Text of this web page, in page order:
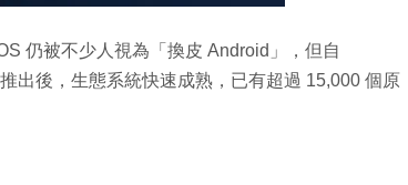
仍被不少人視為「換皮 Android」，但自
出後，生態系統快速成熟，已有超過 15,000 個原